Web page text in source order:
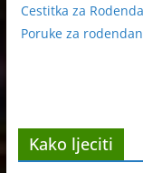
Cestitka za
Poruke za rodendan
Kako ljeciti